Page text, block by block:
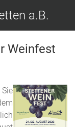
a.B.
Weinfest